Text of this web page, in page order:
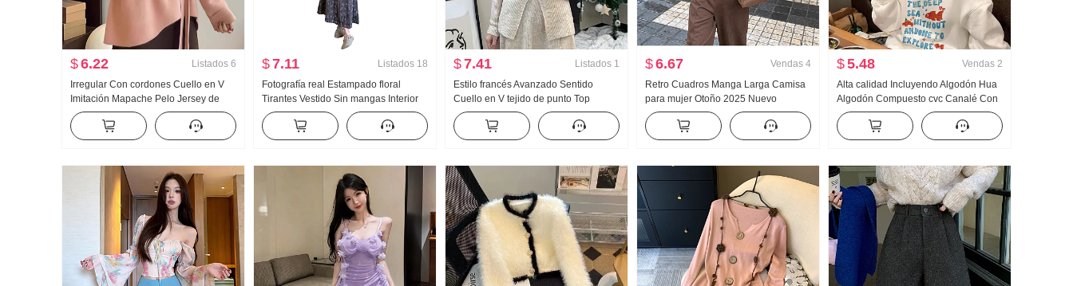
$6.22 Listados 6
Irregular Con cordones Cuello en V
Imitación Mapache Pelo Jersey de
mujer Otoño e invierno Avanzado
Sentido Longitud media Suéter de
punto Suave Glutinoso Top
$7.11 Listados 18
Fotografía real Estampado floral
Tirantes Vestido Sin mangas Interior
Partido Falda de longitud media
HOLGAZÁN Viento Suéter 2 Conjunto
$7.41 Listados 1
Estilo francés Avanzado Sentido
Cuello en V tejido de punto Top
Adelgazante Mono Conjunto de falda
Han Serie
$6.67 Vendas 4
Retro Cuadros Manga Larga Camisa
para mujer Otoño 2025 Nuevo
Holgado Adelgazante Diseño Sentido
Chic Camisa
$5.48 Vendas 2
Alta calidad Incluyendo Algodón Hua
Algodón Compuesto cvc Canalé Con
capucha Estampado Sudadera Mujer
Pareja Estándar Forrado